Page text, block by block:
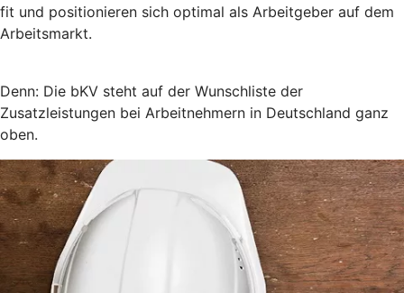
fit und positionieren sich optimal als Arbeitgeber auf dem
Arbeitsmarkt.
Denn: Die bKV steht auf der Wunschliste der
Zusatzleistungen bei Arbeitnehmern in Deutschland ganz
oben.